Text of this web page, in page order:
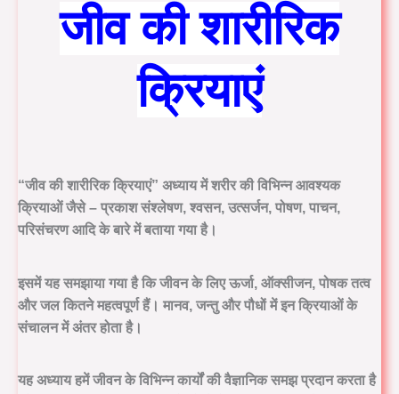
जीव की शारीरिक
क्रियाएं
“जीव की शारीरिक क्रियाएं” अध्याय में शरीर की विभिन्न आवश्यक
क्रियाओं जैसे – प्रकाश संश्लेषण, श्वसन, उत्सर्जन, पोषण, पाचन,
परिसंचरणआदि के बारे में बताया गया है।
इसमें यह समझाया गया है कि जीवन के लिए ऊर्जा, ऑक्सीजन, पोषक तत्व
और जल कितने महत्वपूर्ण हैं। मानव, जन्तु और पौधों में इन क्रियाओं के
संचालन में अंतर होता है।
यह अध्याय हमें जीवन के विभिन्न कार्यों की वैज्ञानिक समझ प्रदान करता है